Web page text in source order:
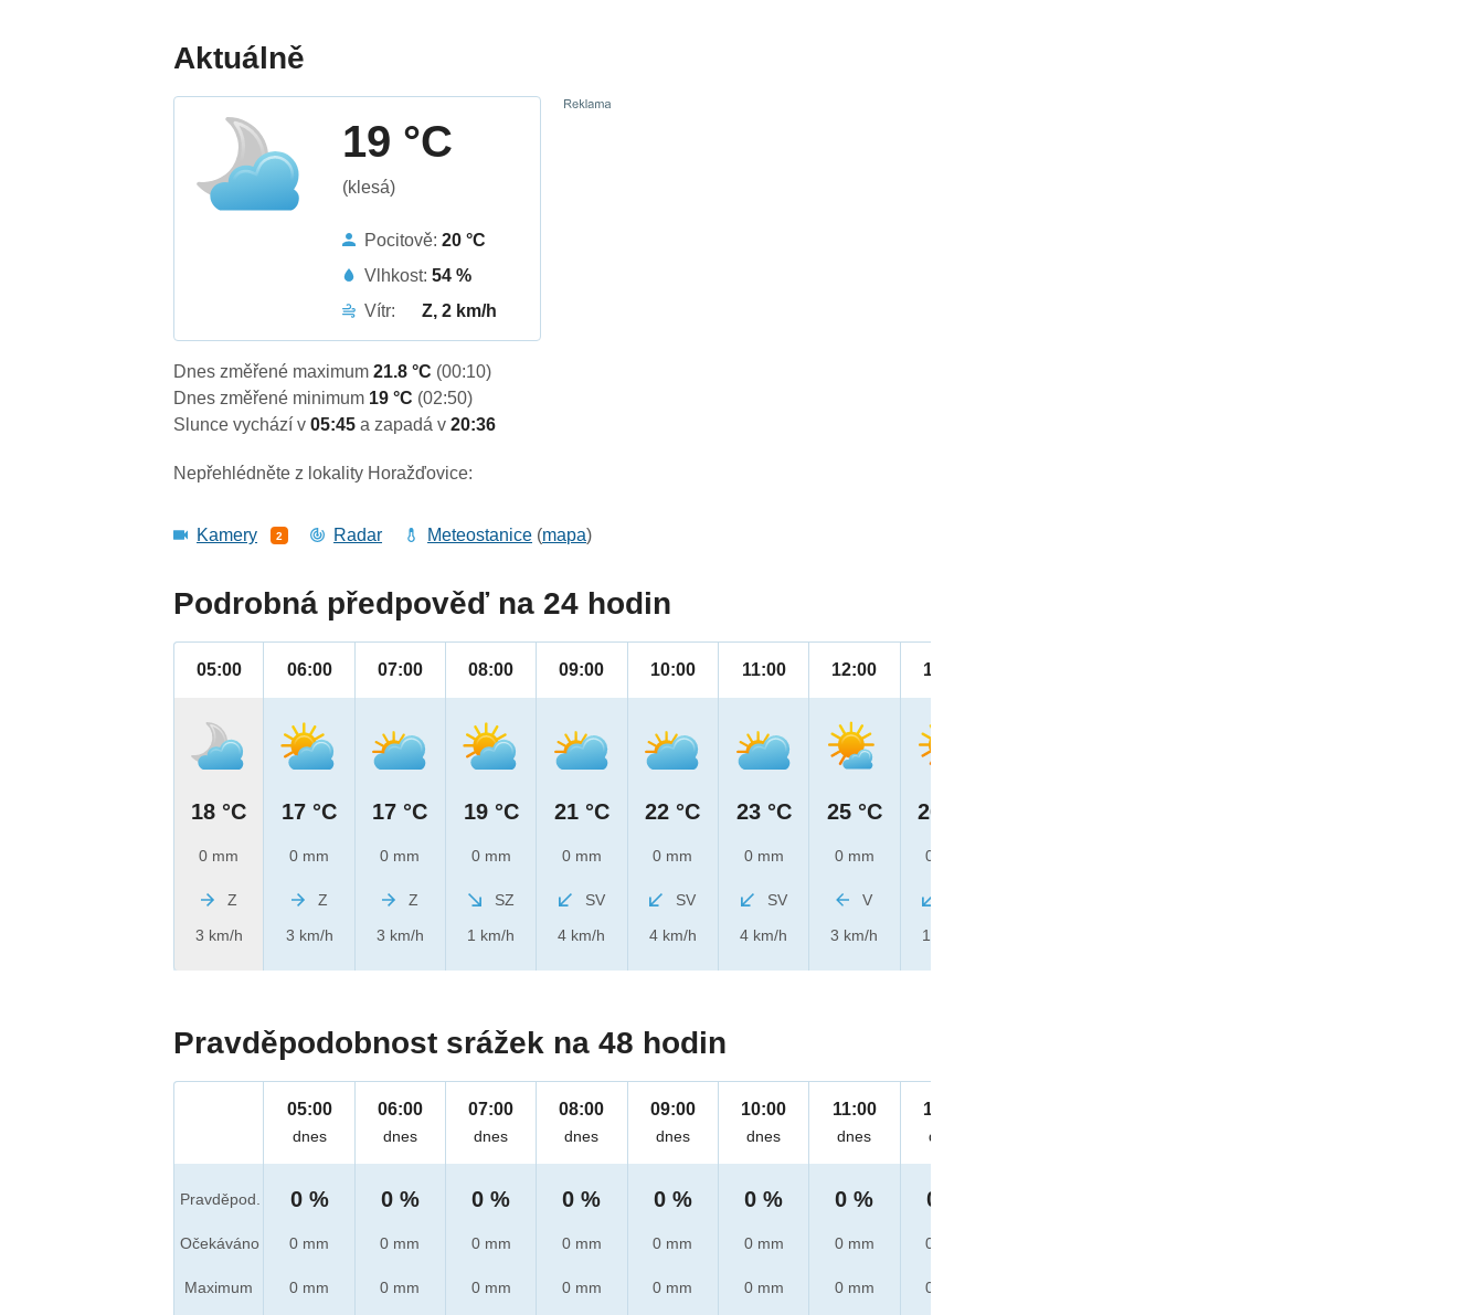
Aktuálně
19 °C
(klesá)
Pocitově:20 °C
Vlhkost:54 %
Vítr:
Z, 2 km/h
Dnes změřené maximum21.8 °C (00:10)
Dnes změřené minimum 19 °C (02:50)
Slunce vychází v05:45a zapadá v20:36
Nepřehlédněte z lokality Horažďovice:
Kamery 2 Radar Meteostanice (mapa)
Podrobná předpověď na 24 hodin
05:00
18 °C
0 mm
Z
3 km/h
06:00
17 °C
0 mm
Z
3 km/h
07:00
17 °C
0 mm
Z
3 km/h
08:00
19 °C
0 mm
SZ
1 km/h
09:00
21 °C
0 mm
SV
4 km/h
10:00
22 °C
0 mm
SV
4 km/h
11:00
23 °C
0 mm
SV
4 km/h
12:00
25 °C
0 mm
V
3 km/h
13:00
26 °C
0 mm
1 km/h
Pravděpodobnost srážek na 48 hodin
Pravděpod.
Očekáváno
Maximum
05:00
dnes
0 %
0 mm
0 mm
06:00
dnes
0 %
0 mm
0 mm
07:00
dnes
0 %
0 mm
0 mm
08:00
dnes
0 %
0 mm
0 mm
09:00
dnes
0 %
0 mm
0 mm
10:00
dnes
0 %
0 mm
0 mm
11:00
dnes
0 %
0 mm
0 mm
12:00
dnes
0 %
0 mm
0 mm